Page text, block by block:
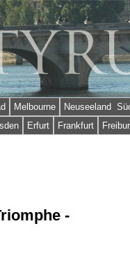
Melbourne
Neuseeland
Erfurt Frankfurt
-